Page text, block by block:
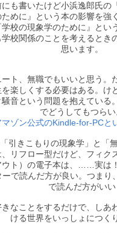
にも書いたけど小浜逸郎氏の
ために』という本の影響を強
学校の現象学のために』とい
学校関係のことを考えるとき
思います。
ート、無職でもいいと思う。
を楽しくする必要はある。け
騒音という問題を抱えている
でどうしてもつらい
マゾン公式のKindle-for-PCと
「引きこもりの現象学」と「
、リフロー型だけど、フィク
ウト）の電子本は、……実は
ーで読んだ方が良い。つまり
で読んだ方がいい
きなことをするだけで、しあ
ける世界をいっしょにつく